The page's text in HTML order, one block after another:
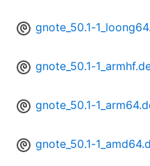
gnote_50.1-
gnote_50.1-
gnote_50.1-
gnote_50.1-